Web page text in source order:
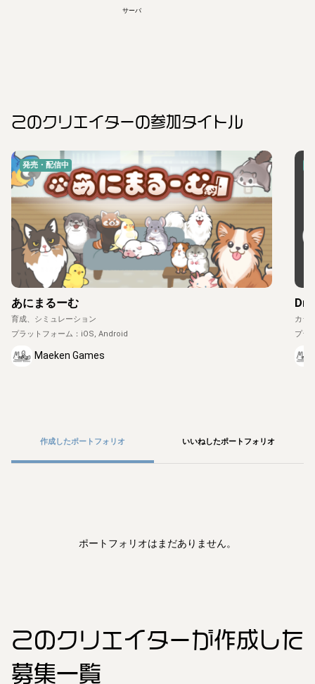
サーバ
このクリエイターの参加タイトル
発売・配信中
あにまるーむ
育成、シミュレーション
プラットフォーム： iOS, Android
Maeken Games
カジ
プラ
作成したポートフォリオ いいねしたポートフォリオ
ポートフォリオはまだありません。
このクリエイターが作成した
募集一覧